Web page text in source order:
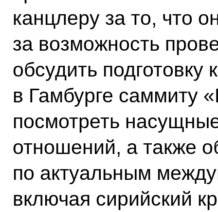
канцлеру за то, что
за возможность
обсудить
в Гамбурге саммиту
посмотреть
отношений, а также
по актуальным
включая сирийский